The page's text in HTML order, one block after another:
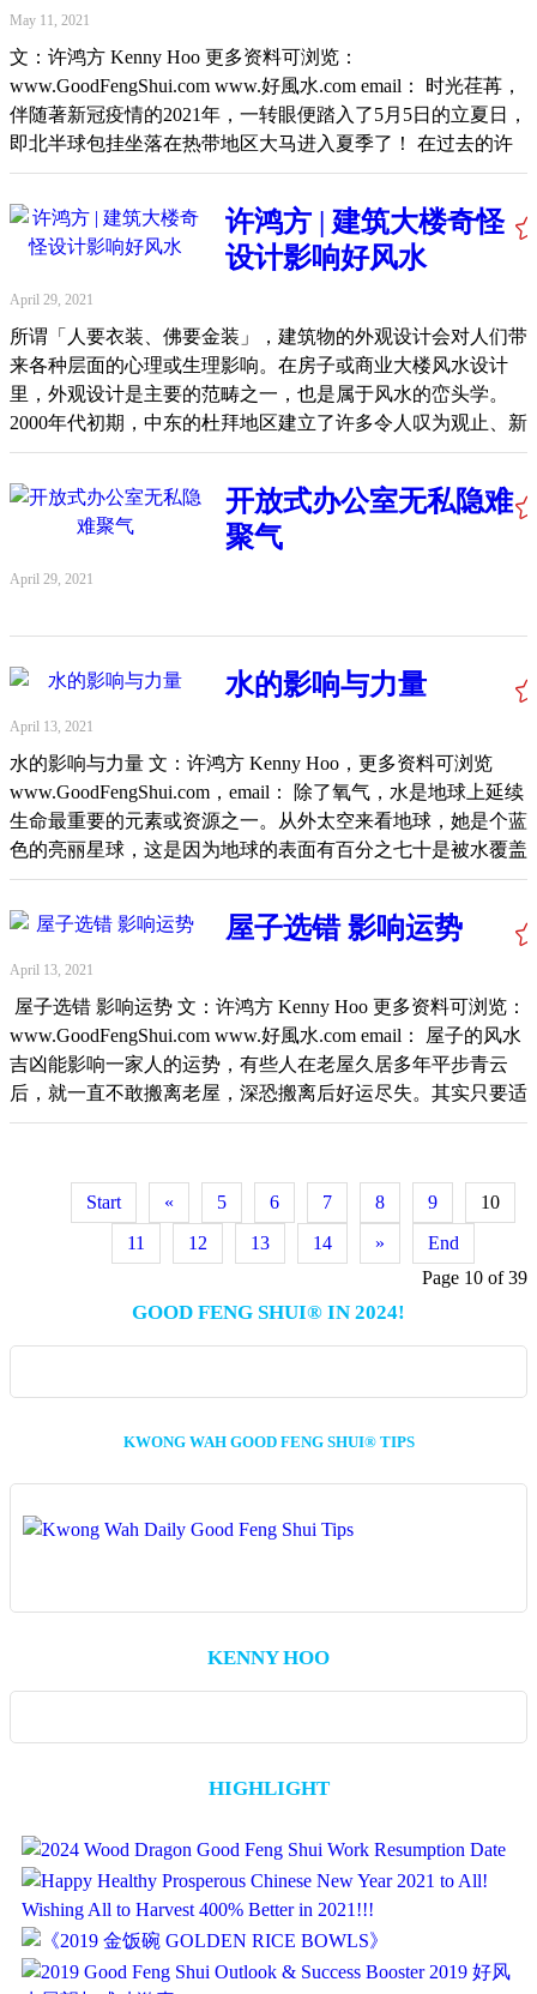
2021金牛年的文昌位落在东方。因此在家居好风水的摆设上，
应当特别下足功夫，以便家中仍在求学的孩子们在此年里金榜
题名，高居榜首！ 其实文昌位不单只能提升孩子的学业，也
能增进全家人的智慧让人变得更有创意、也能容易招引有高智
慧的贵人在事业上能助一臂之力、屡出奇谋，达到事半功倍的
压制文昌吉气，家人可能变得笨拙、也影响学业进度，尤其是
容易导致居家学习的学子们在上网课时难以集中精神、左盼右
顾。没有适当地处理好文昌位，也会导致家人们当有好的机遇
出现时平白与良机擦身而过。 摆放书橱奖状增加书香气息 在
文昌位里如果空间许可，可以将它摆设为平时读书写字，甚至
是上网阅读报纸、杂志的地方。此方更适合摆放书橱，家人曾
得过的奖品、奖章、奖状等，都可以摆在此方，以增加文昌、
书香的气息，也能为家中的孩子带来激励，在接下来的日子里
更加倍努力、做得更好！ 除了东方是正文昌位，在此年里南
能够增强文昌吉星的装饰品如文昌塔、毛笔、吉利的字画等，
此方也宜摆设带有金色的饰品，能吸引贵人来相助、有利投
方，此方切忌摆设刀具、锄头、铲具、扫把等。可在南方摆设
人际关系，激发大家会常说甜美好话，一家人关系更融洽、团
如有云英未嫁的大姐姐，或孤家寡人的大哥哥，适当地摆设桃
花位后，必能在此年里遇上桃花、早日找到真命天子，或娶个
美娇娘！ 至于已经成家立业的人，可以把尘封已久的结婚照
挂在南方位，能够提升夫妻感情。或者把家人的大合照挂在南
方位，也促使一家人和和气气，和气即能生财！ 东北方放置
紫红色画像吸财 东北方位为2021金牛年的贵人与财位之一，
可以在此方位放置紫、红色的画像、装饰品等，能够增进健
康、招财进宝、事业顺利! 许多人以为屋内有水的摆设，便能
催动财气，其实不然。因为如果把动水摆设随意放置，可能会
带来反效果，引起破财的现象！2021金牛年里尤其忌讳在北
方、东南、西南方摆设动水摆设。东北方虽是流年的财位之
一，在此里忌放鱼缸、动水摆设，以免引起反效果。 若打算
在屋子里摆设动水、假山瀑布等装置，最好能够觅个有识之士
Link:https://www.kwongwah.com.my/20210529/
發展協會除與海外媒體共同製播直播節目外，並廣邀企業製作
防疫正能量影片，呼籲企業主一起傳遞正能量，歡迎各界提供
影片、參與直播，共創疫情下的新商機。 Original
Link: https://money.udn.com/money/story/6722/5492492
读权限设定，需登入或注册成为星洲人付费会员（VIP）才可
阅读全文。 VIP对谈会系列（一） 主题：包粽子、赛龙舟、
挂艾草、点雄黄、打午时水…… 谈端午的习俗与禁忌 日期：6
月14日（一） 时间：8.30pm - 10.00pm 线上平台：Zoom 对谈
嘉宾： 李永球（文史工作者） 莫家浩（文史工作者） 星洲人
VIP内容网：线上推介礼暨VIP对谈会系列（二） 日期：6月15
题：企业转型不得不知的贴士 推介嘉宾：星洲日报总编辑郭
清江 主持人：孙德俊（营销科技公司Antsomi联合创始人） 对
谈嘉宾：星洲媒体集团执行董事兼首席执行员黃康元、新兴电
器创建人兼集团执行主席林金兴 VIP对谈会系列（三） 主
题：风水VS健康：疫情底下如何逢凶化吉 日期：6月22日
（二） 时间：8.00pm - 9.30pm 线上平台：Zoom 对谈嘉宾：
许鸿方（风水堪舆研究学家） 彭婉君（营养师兼中医师）
VIP对谈会系列（四） 主题：股市VS房地产：钱往哪里去？
家） 即刻前往免费报名！https://bit.ly/3oIPGxy Original
Link: https://www.facebook.com/255057814552667/posts/
May 11, 2021
文：许鸿方 Kenny Hoo 更多资料可浏览：
www.GoodFengShui.com www.好風水.com email： 时光荏苒，
伴随著新冠疫情的2021年，一转眼便踏入了5月5日的立夏日，
即北半球包挂坐落在热带地区大马进入夏季了！ 在过去的许
多个月里，有不少人都战战兢兢地过日子，有人若有所得，当
然也有人若有所失。大家都期许好日子快快到来，最少希望时
间的巨轮能够把大家所见所闻、搞到社会光怪陆离的牛鬼蛇神
等一扫清光！ 热腾腾的立夏日是提醒大家必须更加抖擞精神
考核期，以便计划接下来是否必须调整步伐更是冲往年底的探
热针。当然在此时也是探讨个人在财务、业务甚至是健康、感
情与运势的表现，以及计划与铺陈下半年努力的管理计划大
纲。 八字需木与火者有好运势 2021 为辛丑金牛年，木与火气
超强，因此能够为那些先天八字需要木与火气的人带来大好运
势！八字需要木与火气的人，大体上来讲是在阳历8月8日至2
月3日之间出世的人。这意味那些在此段日期出生的人，在
2021年里有比较能吐气扬眉的良好气势！尤其是生肖属猴、
虎、狗、鸡的人，步入此年的阳历5、6月份后必更可平步青
出生的亲友，可以多与他们交流互动，必可容易沾到对方的喜
较笼统的风水命理之看法，2012年对属羊、牛、马甚至是姓
杨、姓马者、或名字带有“午”、“未”、“丑”、“羊”、“牛”部首
步为营、以守为上，尤其在夏季里尽量避免作人生中的大改
变，凡事必须计划妥当，量入为出。因此台湾的前马总统、大
马前第一号人物、都属于犯太岁，在2021年里无论在事业、健
康、财运、人事等领域都必须小心为上，因为前路仍是挑战连
当，仍可化险为夷。有关人物们必须确保家居以及公司的风水
调整得当，比如全年必须避免在带凶煞之气的东南方以及北方
位装修、或进行改造等工程。在此期间，准备新居入伙的人，
必须注意的是，在东南方以及北方位里，全年必须避免涂上红
色、黄色、甚至是棕色，以免凶上加凶！此二方位应多使用以
蓝色为主的漆料，能够容易招来吉气以及贵人的助力。 2021
年的流年八字如下： 辛亥 壬午日 庚寅 辛丑 此流年八字里可
以预测，阳历2021年 的6月初至7月初，以及12月初至来年的1
两段日子里被撤换职务、健康不佳、与他人争执不休、治安不
靖、夫妻之间婚姻亮起红灯等令人心慌又心烦不已的事情。
在此二段月份里，由于财星与事业星被克，无论是在个人情
绪、感情、事业、投资等皆必须额外谨慎，期间的投机份子也
特别多，青蛙漫天蹦跳，因此大家对一切事情的处理前都得小
心求证，以免容易掉落陷阱。在此段日子里大家必须守成无
咎，事事保守为上策。此月的各个领域的表现一般而已，甚至
有贵人在各个领域里相助，因此由7月初至11月底，预计有比
大家只须静观其变、切忌仓促作决策以避免耗损。因为即将来
方放置动水摆设如鱼缸、瀑布等，以免催吉不成反招凶。 在
北方的一面主题墙漆上青绿色并配上一些紫红色的饰物，也可
以催动喜气与财运，以及招引贵人来相助，做起事来就事半功
贵 New Rich！ Original link:
许鸿方 | 建筑大楼奇怪
设计影响好风水
April 29, 2021
所谓「人要衣装、佛要金装」，建筑物的外观设计会对人们带
来各种层面的心理或生理影响。在房子或商业大楼风水设计
里，外观设计是主要的范畴之一，也是属于风水的峦头学。
2000年代初期，中东的杜拜地区建立了许多令人叹为观止、新
颖设计的建筑物。各种标新立异的建筑物迎来许多世界各媒体
竞相报道，更为杜拜的的旅游业加分不少。在2008年北京奥运
会期间，中国有一些建筑设计师可能为了摒除「死板」的建筑
设计方式，又或者可能为了标榜其独特的设计概念，建设了一
也为旅游业加了些许分数，日久后却欠缺新意，甚至难以与传
楼的设计趋于「奇形怪状」，有看起来像是人体的某器官，也
有把超巨型的福禄寿也被用来设计成三栋大楼，看起来真的有
点奇怪！某电视台总部大厦，其外观不工整且修长的设计，有
人说看起来像件「大裤衩」。另有可能也是为了融合风水寓
意，以借此祝福入驻大厦的业主不断有财源广进的良好格局,
某大厦以「古钱币」的外圆内方的外形设计。在2012年，美国
有线电视新闻旗下的生活旅游网站评选出了全球最丑的十大建
筑，这栋方圆大厦不幸入围！评委认为，方圆大厦的原意是希
望能够融合东西方风格，然而其成品却看起来难以达到和谐，
况且从风水学来说，这类的设计会带来不稳定或不安稳的负面
效果。 2016年，中国有关当局发出指示，要求防止建造任何
为了「贪大、媚洋、求怪，特色缺失和文化传承堪忧」的建筑
物，而必须秉持「适用、经济、绿色、美观」的大方针。其
另外，某房产发展计划综合了公寓、商场以及办公楼，由于靠
近轻快铁站以及附近地区也已经发展成熟，因此估计未来将是
想概念房产计划。然而该商场大门的设计却显得非常奇特，也
许是有关的设计师为了标新立异或者是童心未泯吧，把它设计
成看起来像是“变形金刚”的头脸设计，可是其成品看起来有点
常在一些赌场可以看到，却不适合在一般的商业办公或公寓使
当发展商向外发布销售此发展计划时，引起轰动与热烈回响，
不少投资者对此房产计划极为动心、趋之若鹜。然而近期却听
闻有关发展计划面对滞销的宭境，那些在早期已经购买公寓单
选择也是非常重要的。近年有不少新建的建筑物或重新装修的
房子，可能是为了标新立异或让人感到「很酷」的感觉，其外
起来失去了生气，甚至是死气沉沉！公寓或办公大楼被漆上黑
客」，也影响入驻该建物里做生意的公司与人员难以招徕贵
人、贵客的支持与青睐，长远来说对物业投资者是极为不利，
尤其是在目前大环境的经济状况欠佳，在缺乏吉气的扶持下，
更难以借此扭转乾坤，突围而出。 家居风水，房子的外墙必
须避免使用过度的黑色或灰色，以免以免阴气过重，长远来说
会带来健康、事业、财运甚至感情里的负面效果。比较保守的
开放式办公室无私隐难
聚气
April 29, 2021
水的影响与力量
April 13, 2021
水的影响与力量 文：许鸿方 Kenny Hoo，更多资料可浏览
www.GoodFengShui.com，email： 除了氧气，水是地球上延续
生命最重要的元素或资源之一。从外太空来看地球，她是个蓝
色的亮丽星球，这是因为地球的表面有百分之七十是被水覆盖
着。无独有偶，健康与正常的人体内也有百分之七十的水份！
坚硬无比的金属如钢铁，可以在高压下成超扁或产生形变，使
其占据的空间范围变得更小；然而看起来柔弱无力的水却很难
被压缩，因此在机械界里，水或液体也最常被用为转移推动力
量的最方便与便宜之元素。 微弱的滴水，其力量其实可以侵
蚀坚硬的岩石。看似柔情万千、缓缓而流的水，其实能带来无
坚不摧的巨大力量！ H2O，水其实是能够储藏无数讯息与能
源的！无数科学的试验已经能够从水转化成氢燃料之新能源，
提供汽车动力。大家也曾听闻水在风水的实践与应用里占了非
经明文记载水元素在风水范畴里的重要地位以及其实践方式：
“风水之法，得水为上，藏风次之。气之盛而流行，而其余者
犹有止。虽零散而其深者犹有聚。经曰：外气横行，内气止
生，盖言此也。经曰：浅深得乘，风水自成。” 自古以来有水
元素的地方就能够累积吉气，如在海边、河畔、湖边等由于便
人们集聚或居住与该地区是否有水的元素占了非常大的影响因
起落落，有的在开始是通过广告打开知名度也成功掀起一阵浪
潮，然而在若干年后该地区却难以延续大家所期望的发展。或
许是由于最终吸引到来聚居该区的大部份人均收入难以达到支
撑周边的商业需求，因此逐渐没落。 反观一些虽然在当时令
良好发展，也不断能吸引新贵前来投资或入住。往往这些人群
们，在事业、学业甚至商业上的发展皆比较顺利，也容易得到
元素的位置、流向等必须配合当旺与否的风水气运，皆是非常
等的确能够集聚长远的吉气，带来比较久远的良好风水效益，
更能不断招徕贵气之人集居于此，大家互惠互利、互相辅助、
一起快乐成长。 而自家范围的水池，瀑布等，如果摆设与设
计得当，能阴阳配合、相辅相成地激发更强大的吉气与旺气。
因此不少居住在新豪宅的人家，通常会在入住或装修前觅明师
屋子选错 影响运势
April 13, 2021
屋子选错 影响运势 文：许鸿方 Kenny Hoo 更多资料可浏览：
www.GoodFengShui.com www.好風水.com email： 屋子的风水
吉凶能影响一家人的运势，有些人在老屋久居多年平步青云
后，就一直不敢搬离老屋，深恐搬离后好运尽失。其实只要适
当适时地选择到风水好的新屋入住，好的运势会更上一层楼。
区购买一间角头间的双层排屋。 她说由于目前的市场经济低
迷以及带有不确定性，因此房地产的价格相宜、也有不少折扣
与回扣，尤其是对她们这类有稳定收入并在过去储蓄到一笔资
金的人是置业的良机。 Michelle形容该区属于比较高档位的房
屋发展地段，设计新颖气派非凡，原本的价格不菲，然而在折
扣后其价格令人垂涎，感到物超所值。然而她不知如何做适当
选择，更担心买错屋入住后厄运连连，到时可能后悔莫及！
单位，以期一家人由目前的老屋迁入后，能够继续得到良好风
舒服，觉得它们的“磁场”都很好，因此初步认为风水也好。
与努力。再加上Michelle在这些年来，深深地体会到风水对她
确保在新居能继续得到风水更好的眷顾，便急call 我助她一臂
之力。 由于她在情急之下，电传了有关单位的平面图，希望
经不合格了！这是因为该角头间的排屋之地形属于“外阔内
气，就算是使用花圃作适当间隔也未必有效改善。难怪该单位
的价格比其他的更加便宜，而且其他仍未卖出的单位都有相似
的情况。 许多人在选择房地产时，大前提是地点、价格、治
安等。经济能力比较好的会考虑到室内外的设计，空间的实用
性，同区里居住者的阶级，或邻近购买者的身份，房屋如果能
够称托出自身的气派或身份象征是最好不过。 勿单凭感觉做
Start « 5 6 7 8 9
10
11
12 13 14 »
End
Page 10 of 39
GOOD FENG SHUI® IN 2024!
KWONG WAH GOOD FENG SHUI® TIPS
KENNY HOO
HIGHLIGHT